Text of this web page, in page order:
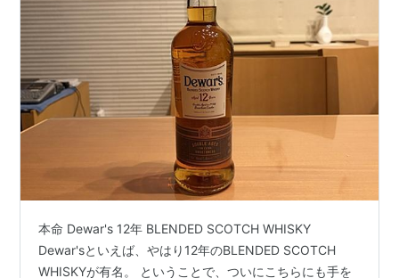
本命 Dewar's 12年 BLENDED SCOTCH WHISKY
Dewar'sといえば、やはり12年のBLENDED SCOTCH
WHISKYが有名。 ということで、ついにこちらにも手を